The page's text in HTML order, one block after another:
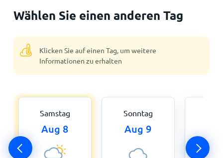
Wählen Sie einen anderen Tag
Klicken Sie auf einen Tag, um weitere
Informationen zu erhalten
Samstag
Aug 8
Sonntag
Aug 9